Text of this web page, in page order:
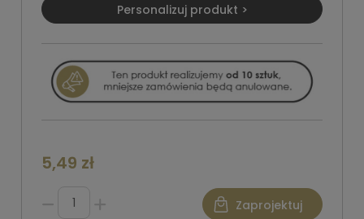
Personalizuj produkt >
5,49 zł
Zaprojektuj